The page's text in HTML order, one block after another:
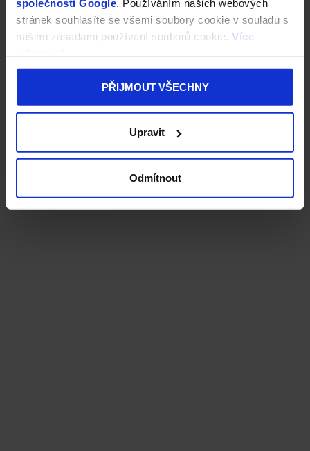
společnosti Google. Používáním našich webových
stránek souhlasíte se všemi soubory cookie v souladu s
našimi zásadami používání souborů cookie. Více
PŘIJMOUT VŠECHNY
Upravit
Odmítnout